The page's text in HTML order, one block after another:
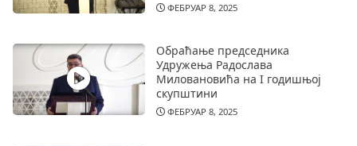
ФЕБРУАР 8, 2025
Обраћање председника
Удружења Радослава
Миловановића на I годишњој
скупштини
ФЕБРУАР 8, 2025